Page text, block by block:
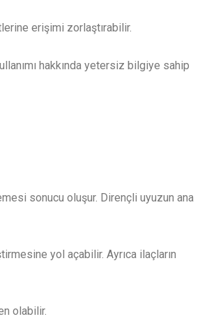
erişimi zorlaştırabilir.
hakkında yetersiz bilgiye sahip
sonucu oluşur. Dirençli uyuzun ana
yol açabilir. Ayrıca ilaçların
olabilir.